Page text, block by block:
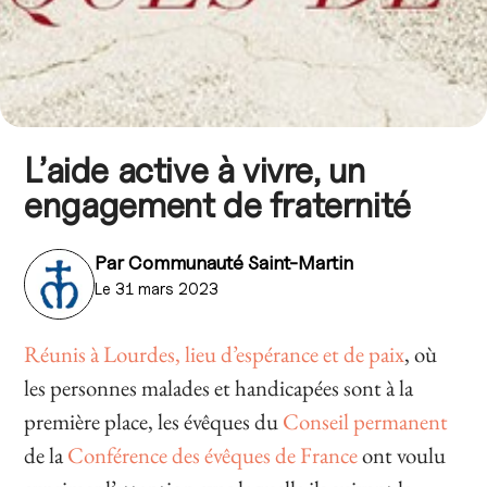
L’aide active à vivre, un
engagement de fraternité
ParCommunauté Saint-Martin
Le 31 mars 2023
Réunis à Lourdes, lieu d’espérance et de paix, où
les personnes malades et handicapées sont à la
première place, les évêques duConseil permanent
de laConférence des évêques de Franceont voulu